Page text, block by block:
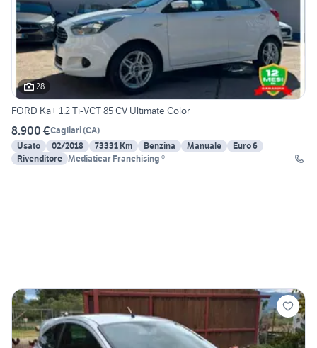
28
FORD Ka+ 1.2 Ti-VCT 85 CV Ultimate Color
8.900 €Cagliari(CA)
Usato
02/2018 73331 Km Benzina Manuale
Euro 6
Rivenditore Mediaticar Franchising ®